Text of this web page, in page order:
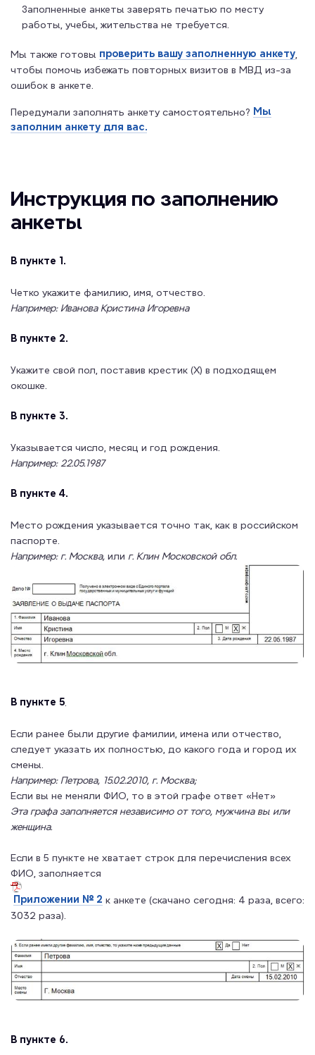
Заполненные анкеты заверять печатью по месту
работы, учебы, жительства не требуется.
Мы также готовы проверить вашу заполненную анкету
чтобы помочь избежать повторных визитов в МВД из-за
ошибок в анкете.
Передумали заполнять анкету самостоятельно? Мы
заполним анкету для вас.
Инструкция по заполнению
анкеты
В пункте 1.
Четко укажите фамилию, имя, отчество.
Например: Иванова Кристина Игоревна
В пункте 2.
Укажите свой пол, поставив крестик (Х) в подходящем
окошке.
В пункте 3.
Указывается число, месяц и год рождения.
Например: 22.05.1987
В пункте 4.
Место рождения указывается точно так, как в российском
паспорте.
Например: г. Москва, или г. Клин Московской обл.
В пункте 5
Если ранее были другие фамилии, имена или отчество,
следует указать их полностью, до какого года и город их
смены.
Например: Петрова, 15.02.2010, г. Москва;
Если вы не меняли ФИО, то в этой графе ответ «Нет»
Эта графа заполняется независимо от того, мужчина вы или
женщина.
Если в 5 пункте не хватает строк для перечисления всех
ФИО, заполняется
Приложении № 2 к анкете (скачано сегодня: 4 раза, всего:
3032 раза).
В пункте 6.